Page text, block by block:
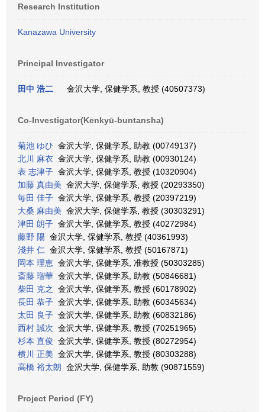
Research Institution
Kanazawa University
Principal Investigator
田中 浩二 金沢大学, 保健学系, 教授 (40507373)
Co-Investigator(Kenkyū-buntansha)
菊池 ゆひ 金沢大学, 保健学系, 助教 (00749137)
北川 麻衣 金沢大学, 保健学系, 助教 (00930124)
表 志津子 金沢大学, 保健学系, 教授 (10320904)
加藤 真由美 金沢大学, 保健学系, 教授 (20293350)
毎田 佳子 金沢大学, 保健学系, 教授 (20397219)
大桑 麻由美 金沢大学, 保健学系, 教授 (30303291)
津田 朗子 金沢大学, 保健学系, 教授 (40272984)
藤野 陽 金沢大学, 保健学系, 教授 (40361993)
淺井 仁 金沢大学, 保健学系, 教授 (50167871)
岡本 理恵 金沢大学, 保健学系, 准教授 (50303285)
斎藤 瑠華 金沢大学, 保健学系, 助教 (50846681)
柴田 克之
金沢大学, 保健学系, 教授 (60178902)
長田 恭子 金沢大学, 保健学系, 助教 (60345634)
太田 良子 金沢大学, 保健学系, 助教 (60832186)
西村 誠次 金沢大学, 保健学系, 教授 (70251965)
杉本 直俊 金沢大学, 保健学系, 教授 (80272954)
横川 正美 金沢大学, 保健学系, 教授 (80303288)
高橋 裕太朗 金沢大学, 保健学系, 助教 (90871559)
Project Period (FY)